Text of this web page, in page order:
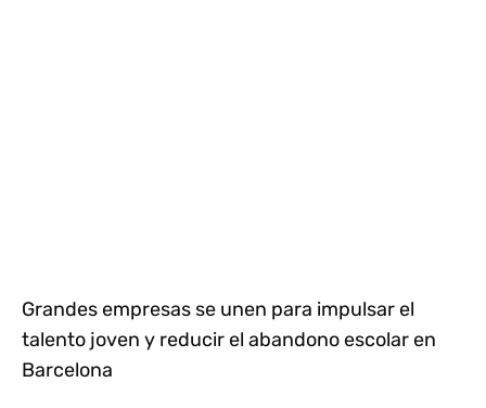
Grandes empresas se unen para impulsar el
talento joven y reducir el abandono escolar en
Barcelona